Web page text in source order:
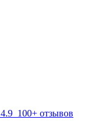
4.9 100+ отзывов